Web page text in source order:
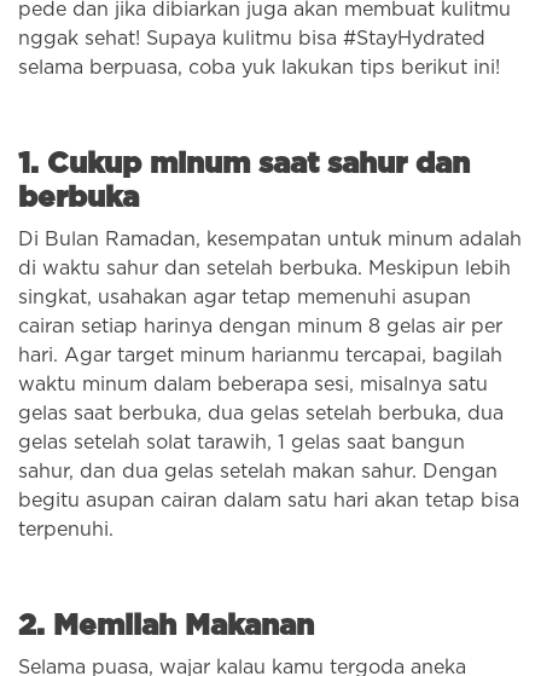
pede dan jika dibiarkan juga akan membuat kulitmu
nggak sehat! Supaya kulitmu bisa #StayHydrated
selama berpuasa, coba yuk lakukan tips berikut ini!
1. Cukup minum saat sahur dan
berbuka
Di Bulan Ramadan, kesempatan untuk minum adalah
di waktu sahur dan setelah berbuka. Meskipun lebih
singkat, usahakan agar tetap memenuhi asupan
cairan setiap harinya dengan minum 8 gelas air per
hari. Agar target minum harianmu tercapai, bagilah
waktu minum dalam beberapa sesi, misalnya satu
gelas saat berbuka, dua gelas setelah berbuka, dua
gelas setelah solat tarawih, 1 gelas saat bangun
sahur, dan dua gelas setelah makan sahur. Dengan
begitu asupan cairan dalam satu hari akan tetap bisa
terpenuhi.
2. Memilah Makanan
Selama puasa, wajar kalau kamu tergoda aneka